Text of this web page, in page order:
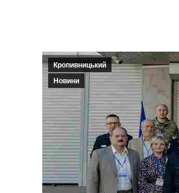
Кропивницький
Новини